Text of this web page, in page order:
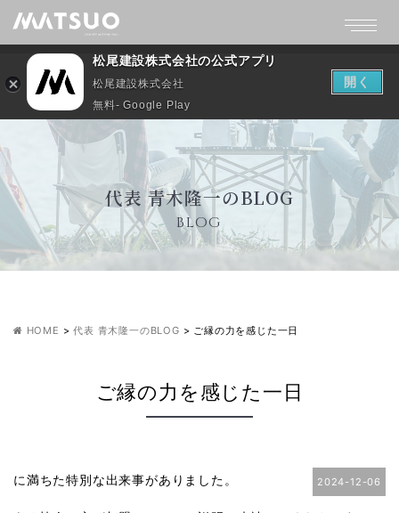
代表 青木隆一のBLOG
BLOG
HOME >代表 青木隆一のBLOG > ご縁の力を感じた一日
ご縁の力を感じた一日
2024-12-06
に満ちた特別な出来事がありました。
松尾建設株式会社の公式アプリ
松尾建設株式会社
無料- Google Play
開く